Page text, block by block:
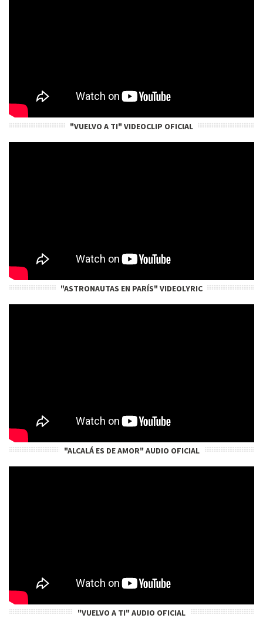
"VUELVO A TI" VIDEOCLIP OFICIAL
"ASTRONAUTAS EN PARÍS" VIDEOLYRIC
"ALCALÁ ES DE AMOR" AUDIO OFICIAL
"VUELVO A TI" AUDIO OFICIAL